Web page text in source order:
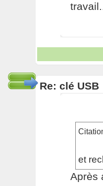
Re: clé USB
et
Après